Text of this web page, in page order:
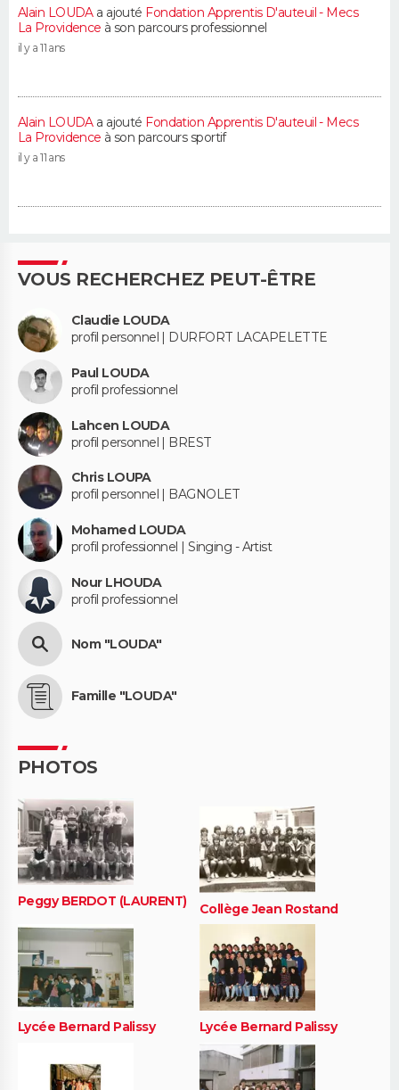
Alain LOUDAa ajouté Fondation Apprentis D'auteuil - Mecs
La Providence à son parcours professionnel
il y a 11 ans
Alain LOUDAa ajouté Fondation Apprentis D'auteuil - Mecs
La Providence à son parcours sportif
il y a 11 ans
VOUS RECHERCHEZ PEUT-ÊTRE
Claudie LOUDA
profil personnel | DURFORT LACAPELETTE
Paul LOUDA
profil professionnel
Lahcen LOUDA
profil personnel | BREST
Chris LOUPA
profil personnel | BAGNOLET
Mohamed LOUDA
profil professionnel | Singing - Artist
Nour LHOUDA
profil professionnel
Nom "LOUDA"
Famille "LOUDA"
PHOTOS
Peggy BERDOT (LAURENT) Collège Jean Rostand
Lycée Bernard Palissy Lycée Bernard Palissy